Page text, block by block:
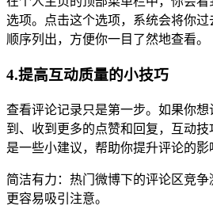
选项。点击这个选项，系统会将你过
顺序列出，方便你一目了然地查看。
4.提高互动质量的小技巧
查看评论记录只是第一步。如果你
到、收到更多的点赞和回复，互动
是一些小建议，帮助你提升评论的影
简洁有力：热门微博下的评论区竞
更容易吸引注意。